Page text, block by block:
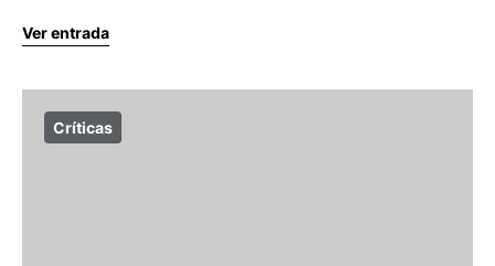
Ver entrada
Críticas